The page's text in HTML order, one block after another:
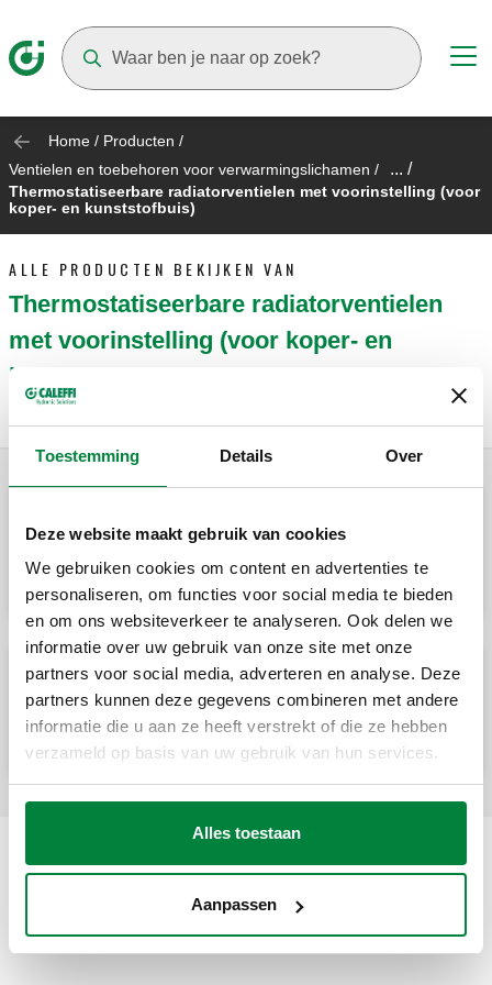
Toestemming Details Over
Deze website maakt gebruik van cookies
We gebruiken cookies om content en advertenties te
personaliseren, om functies voor social media te bieden
en om ons websiteverkeer te analyseren. Ook delen we
informatie over uw gebruik van onze site met onze
partners voor social media, adverteren en analyse. Deze
partners kunnen deze gegevens combineren met andere
informatie die u aan ze heeft verstrekt of die ze hebben
verzameld op basis van uw gebruik van hun services.
Alles toestaan
Aanpassen
Home / Producten /
Ventielen en toebehoren voor verwarmingslichamen / ... /
Thermostatiseerbare radiatorventielen met voorinstelling (voor
koper- en kunststofbuis)
ALLE PRODUCTEN BEKIJKEN VAN
Thermostatiseerbare radiatorventielen
met voorinstelling (voor koper- en
kunststofbuis)
thermostatische, elektrothermische en
voorinstelling. Haakse uitvoering.
Thermostatiseerbaar radiatorventiel voor
thermostatische, elektrothermische en
elektronische radiatorkoppen. Met
voorinstelling. Rechte uitvoering.